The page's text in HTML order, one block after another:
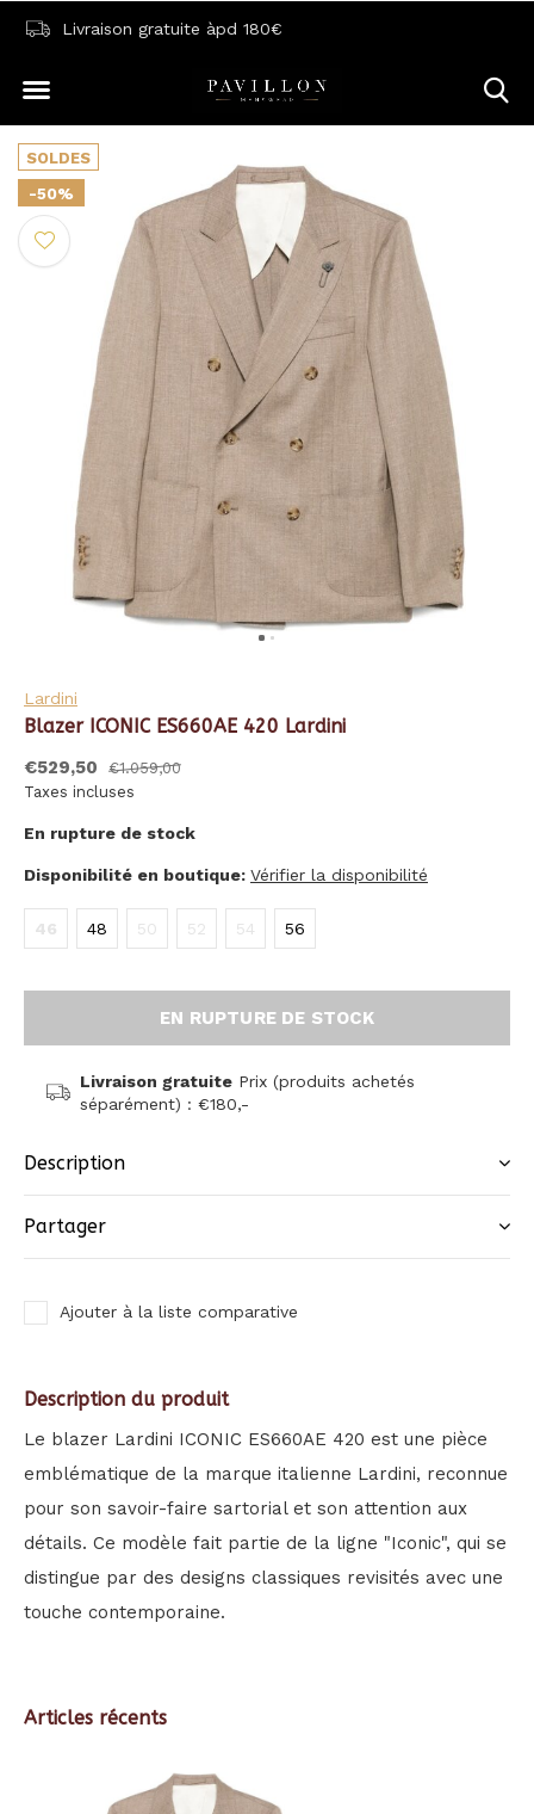
Livraison gratuite àpd 180€
SOLDES
-50%
Lardini
Blazer ICONIC ES660AE 420 Lardini
€529,50
€1.059,00
Taxes incluses
En rupture de stock
Disponibilité en boutique: Vérifier la disponibilité
46 48 50 52 54 56
EN RUPTURE DE STOCK
Livraison gratuitePrix (produits achetés
séparément) : €180,-
Description
Partager
Ajouter à la liste comparative
Description du produit
Le blazer Lardini ICONIC ES660AE 420 est une pièce
emblématique de la marque italienne Lardini, reconnue
pour son savoir-faire sartorial et son attention aux
détails. Ce modèle fait partie de la ligne "Iconic", qui se
distingue par des designs classiques revisités avec une
touche contemporaine.​
Articles récents